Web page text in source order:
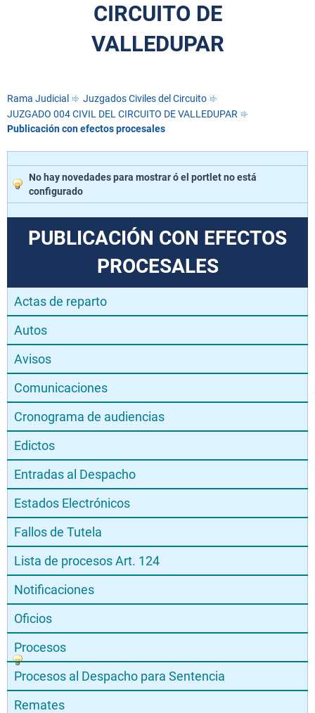
CIRCUITO DE
VALLEDUPAR
Rama Judicial
Juzgados Civiles del Circuito
JUZGADO 004 CIVIL DEL CIRCUITO DE VALLEDUPAR
Publicación con efectos procesales
No hay novedades para mostrar ó el portlet no está
configurado
PUBLICACIÓN CON EFECTOS
PROCESALES
Actas de reparto
Autos
Avisos
Comunicaciones
Cronograma de audiencias
Edictos
Entradas al Despacho
Estados Electrónicos
Fallos de Tutela
Lista de procesos Art. 124
Notificaciones
Oficios
Procesos
Procesos al Despacho para Sentencia
Remates